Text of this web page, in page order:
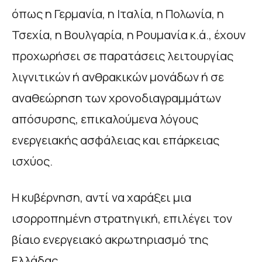
όπως η Γερμανία, η Ιταλία, η Πολωνία, η
Τσεχία, η Βουλγαρία, η Ρουμανία κ.ά., έχουν
προχωρήσει σε παρατάσεις λειτουργίας
λιγνιτικών ή ανθρακικών μονάδων ή σε
αναθεώρηση των χρονοδιαγραμμάτων
απόσυρσης, επικαλούμενα λόγους
ενεργειακής ασφάλειας και επάρκειας
ισχύος.
Η κυβέρνηση, αντί να χαράξει μια
ισορροπημένη στρατηγική, επιλέγει τον
βίαιο ενεργειακό ακρωτηριασμό της